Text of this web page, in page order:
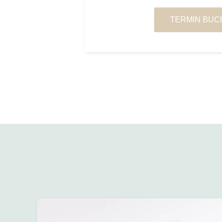
TERMIN